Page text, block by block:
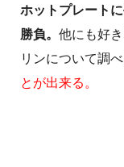
ホットプレート
勝負。 他にも好
リンについて調
とが出来る。